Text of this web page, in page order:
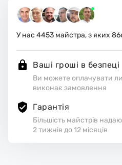
Виконавці стежать за
У нас 4453 майстра, з яких
Ваші гроші в безпеці
Ви можете оплачувати
виконає замовлення
Гарантія
Більшість майстрів
2 тижнів до 12 місяців